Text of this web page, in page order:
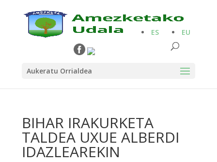
Aukeratu Orrialdea
ES EU
BIHAR IRAKURKETA
TALDEA UXUE ALBERDI
IDAZLEAREKIN